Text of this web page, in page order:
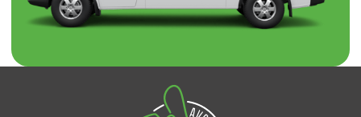
Avoskapack.ru
О компании
Отзывы